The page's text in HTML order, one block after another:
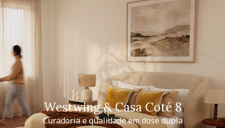
Westwing & Casa Coté 8
Curadoria e qualidade em dose dupla